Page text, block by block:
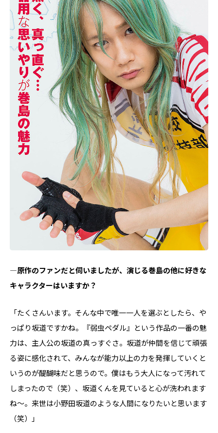
―原作のファンだと伺いましたが、演じる巻島の他に好きな
キャラクターはいますか？
「たくさんいます。そんな中で唯一一人を選ぶとしたら、や
っぱり坂道ですかね。『弱虫ペダル』という作品の一番の魅
力は、主人公の坂道の真っすぐさ。坂道が仲間を信じて頑張
る姿に感化されて、みんなが能力以上の力を発揮していくと
いうのが醍醐味だと思うので。僕はもう大人になって汚れて
しまったので（笑）、坂道くんを見ていると心が洗われます
ね～。来世は小野田坂道のような人間になりたいと思います
（笑）」